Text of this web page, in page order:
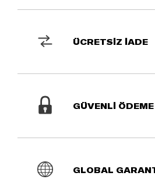
ÜCRETSİZ İADE
GÜVENLİ ÖDEME
GLOBAL